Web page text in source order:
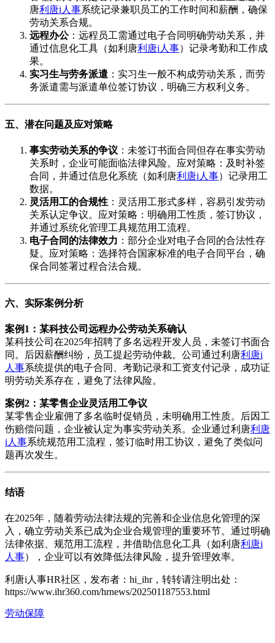
唐利唐i人事系统记录兼职员工的工作时间和薪酬，确保
劳动关系合规。
远程办公：远程员工需通过电子合同明确劳动关系，并
通过信息化工具（如利唐利唐i人事）记录考勤和工作成
果。
实习生与劳务派遣 ：实习生一般不构成劳动关系，而劳
务派遣需与派遣单位签订协议，明确三方权利义务。
五、潜在问题及应对策略
事实劳动关系的争议 ：未签订书面合同但存在事实劳动
关系时，企业可能面临法律风险。应对策略：及时补签
合同，并通过信息化系统（如利唐利唐i人事）记录用工
数据。
灵活用工的合规性 ：灵活用工形式多样，容易引发劳动
关系认定争议。应对策略：明确用工性质，签订协议，
并通过系统化管理工具规范用工流程。
电子合同的法律效力 ：部分企业对电子合同的合法性存
疑。应对策略：选择符合国家标准的电子合同平台，确
保合同签署过程合法合规。
六、实际案例分析
案例1：某科技公司远程办公劳动关系确认
某科技公司在2025年招聘了多名远程开发人员，未签订书面合
同。后因薪酬纠纷，员工提起劳动仲裁。公司通过利唐利唐i
人事系统提供的电子合同、考勤记录和工资支付记录，成功证
明劳动关系存在，避免了法律风险。
案例2：某零售企业灵活用工争议
某零售企业雇佣了多名临时促销员，未明确用工性质。后因工
伤赔偿问题，企业被认定为事实劳动关系。企业通过利唐利唐
i人事系统规范用工流程，签订临时用工协议，避免了类似问
题再次发生。
结语
在2025年，随着劳动法律法规的完善和企业信息化管理的深
入，确立劳动关系已成为企业合规管理的重要环节。通过明确
法律依据、规范用工流程，并借助信息化工具（如利唐利唐i
人事），企业可以有效降低法律风险，提升管理效率。
利唐i人事HR社区，发布者：hi_ihr，转转请注明出处：
https://www.ihr360.com/hrnews/202501187553.html
劳动保障